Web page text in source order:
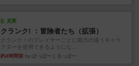
充実
クランク! ：冒険者たち（拡張）
クランク！のプレイヤーごとに能力の違うキャラ
クターを使用できるようにな...
約4時間前 by ぽっぽーくるっぽー